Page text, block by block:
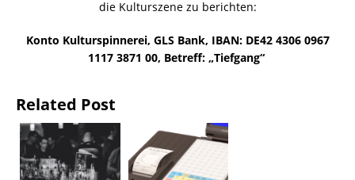
die Kulturszene zu berichten:
Konto Kulturspinnerei, GLS Bank, IBAN: DE42 4306 0967
1117 3871 00, Betreff: „Tiefgang“
Related Post